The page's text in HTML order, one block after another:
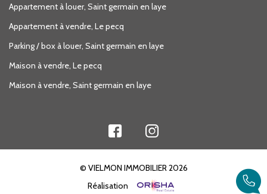
Appartement à louer, Saint germain en laye
Appartement à vendre, Le pecq
Parking / box à louer, Saint germain en laye
Maison à vendre, Le pecq
Maison à vendre, Saint germain en laye
© VIELMON IMMOBILIER 2026
Réalisation